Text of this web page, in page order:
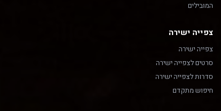
המובילים
צפייה ישירה
צפייה ישירה
סרטים לצפייה ישירה
סדרות לצפייה ישירה
חיפוש מתקדם